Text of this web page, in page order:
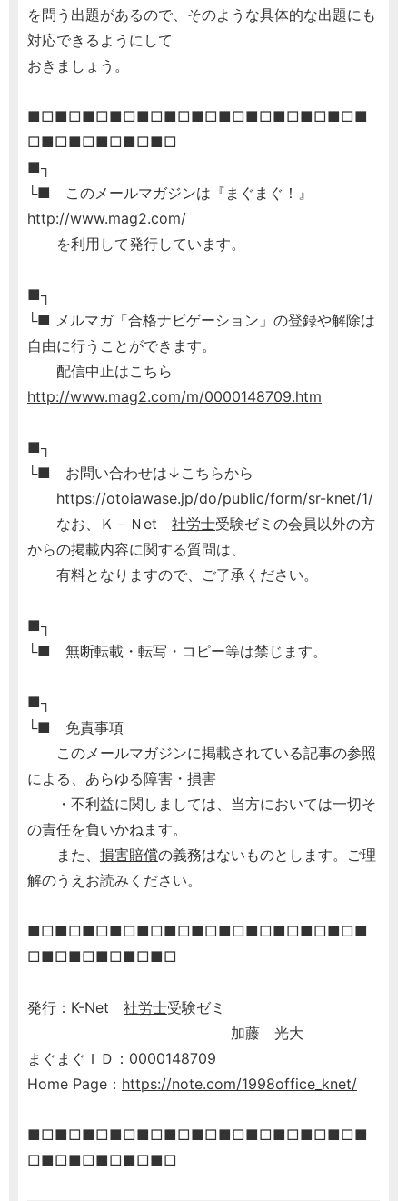
を問う出題があるので、そのような具体的な出題にも
対応できるようにして
おきましょう。
■□■□■□■□■□■□■□■□■□■□■□■□■
□■□■□■□■□■□
■┐
└■ このメールマガジンは『まぐまぐ！』
http://www.mag2.com/
を利用して発行しています。
■┐
└■ メルマガ「合格ナビゲーション」の登録や解除は
自由に行うことができます。
配信中止はこちら
http://www.mag2.com/m/0000148709.htm
■┐
└■ お問い合わせは↓こちらから
https://otoiawase.jp/do/public/form/sr-knet/1/
なお、Ｋ－Ｎet 社労士受験ゼミの会員以外の方
からの掲載内容に関する質問は、
有料となりますので、ご了承ください。
■┐
└■ 無断転載・転写・コピー等は禁じます。
■┐
└■ 免責事項
このメールマガジンに掲載されている記事の参照
による、あらゆる障害・損害
・不利益に関しましては、当方においては一切そ
の責任を負いかねます。
また、 損害賠償の義務はないものとします。ご理
解のうえお読みください。
■□■□■□■□■□■□■□■□■□■□■□■□■
□■□■□■□■□■□
発行：K-Net 社労士受験ゼミ
加藤 光大
まぐまぐＩＤ：0000148709
Home Page： https://note.com/1998office_knet/
■□■□■□■□■□■□■□■□■□■□■□■□■
□■□■□■□■□■□